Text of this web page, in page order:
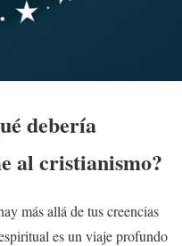
debería
al cristianismo?
más allá de tus creencias
es un viaje profundo